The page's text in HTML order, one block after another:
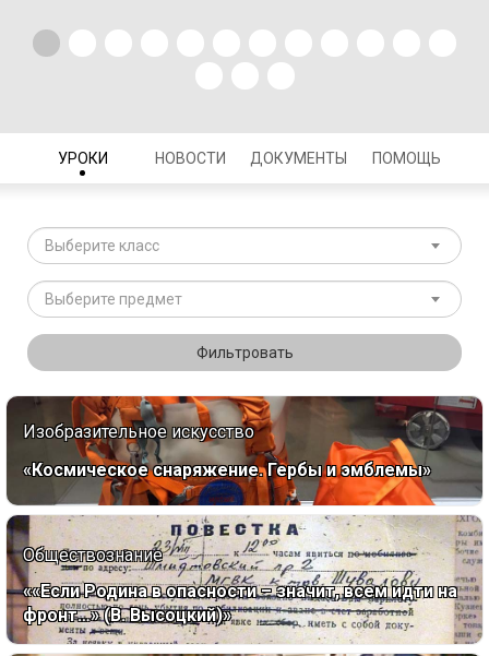
УРОКИ НОВОСТИ ДОКУМЕНТЫ ПОМОЩЬ
Выберите класс
Выберите предмет
Фильтровать
Изобразительное искусство
«Космическое снаряжение. Гербы и эмблемы»
Обществознание
««Если Родина в опасности – значит, всем идти на
фронт…» (В. Высоцкий)»